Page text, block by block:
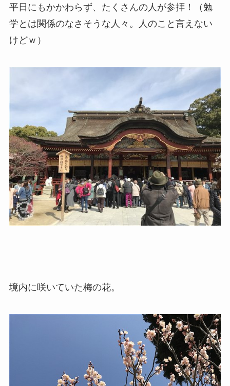
平日にもかかわらず、たくさんの人が参拝！（勉
学とは関係のなさそうな人々。人のこと言えない
けどｗ）
境内に咲いていた梅の花。